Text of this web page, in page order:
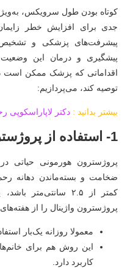
کوتاه بودن طول سرویکس،
جدی برای افزایش خطر
پیشرفت‌های پزشکی و تشخیص
پیشگیری و درمان این وضعیت
اقداماتی که پزشک ممکن
توصیه کند، می‌پردازیم:
بیشتر بدانید : دکتر لاپاراسکوپی
1- استفاده از پروژسترون واژینال
پروژسترون هورمونی حیاتی
ضخامت و بسته‌ماندن دهانه
کمتر از ۲.۵
پروژسترون واژینال را از هفته‌های ۱۶ تا ۳۶ بارداری تجویز کند.
معمولا روزانه یک‌بار
این روش هم برای
کاربرد دارد.